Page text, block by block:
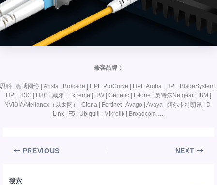
搜索
兼容品牌：
思科 | 瞻博网络 | Arista | Brocade | HPE ProCurve | HPE Aruba | HPE BladeSystem |
HPE H3C | H3C | 戴尔 | Extreme | HW | Generic | F-tone | 英特尔Netgear | IBM |
NVIDIA/Mellanox（以太网）| Ciena | Fortinet | Avago | Avaya | 阿尔卡特朗讯 | D-
Link | F5 | Ubiquiti | Mikrotik | Broadcom…..
PREVIOUS NEXT